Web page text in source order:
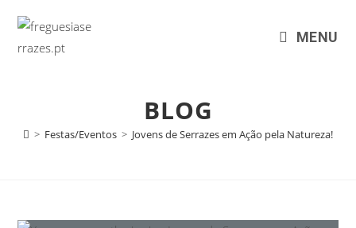
MENU
BLOG
> Festas/Eventos > Jovens de Serrazes em Ação pela Natureza!